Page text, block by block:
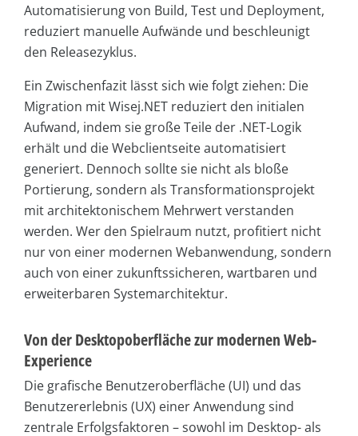
Automatisierung von Build, Test und Deployment,
reduziert manuelle Aufwände und beschleunigt
den Releasezyklus.
Ein Zwischenfazit lässt sich wie folgt ziehen: Die
Migration mit Wisej.NET reduziert den initialen
Aufwand, indem sie große Teile der .NET-Logik
erhält und die Webclientseite automatisiert
generiert. Dennoch sollte sie nicht als bloße
Portierung, sondern als Transformationsprojekt
mit architektonischem Mehrwert verstanden
werden. Wer den Spielraum nutzt, profitiert nicht
nur von einer modernen Webanwendung, sondern
auch von einer zukunftssicheren, wartbaren und
erweiterbaren Systemarchitektur.
Von der Desktopoberfläche zur modernen Web-
Experience
Die grafische Benutzeroberfläche (UI) und das
Benutzererlebnis (UX) einer Anwendung sind
zentrale Erfolgsfaktoren – sowohl im Desktop- als